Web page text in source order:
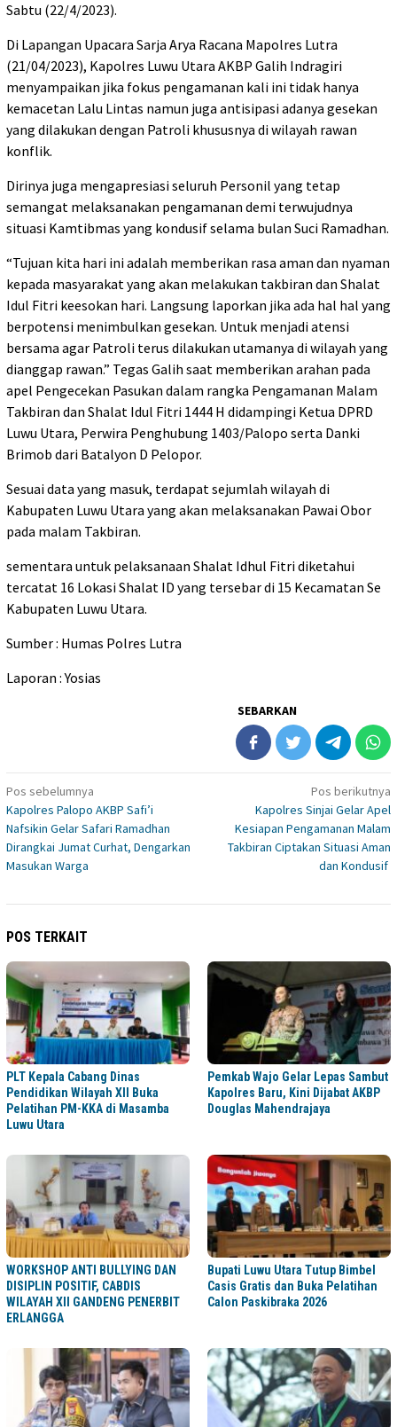
Sabtu (22/4/2023).
Di Lapangan Upacara Sarja Arya Racana Mapolres Lutra
(21/04/2023), Kapolres Luwu Utara AKBP Galih Indragiri
menyampaikan jika fokus pengamanan kali ini tidak hanya
kemacetan Lalu Lintas namun juga antisipasi adanya gesekan
yang dilakukan dengan Patroli khususnya di wilayah rawan
konflik.
Dirinya juga mengapresiasi seluruh Personil yang tetap
semangat melaksanakan pengamanan demi terwujudnya
situasi Kamtibmas yang kondusif selama bulan Suci Ramadhan.
“Tujuan kita hari ini adalah memberikan rasa aman dan nyaman
kepada masyarakat yang akan melakukan takbiran dan Shalat
Idul Fitri keesokan hari. Langsung laporkan jika ada hal hal yang
berpotensi menimbulkan gesekan. Untuk menjadi atensi
bersama agar Patroli terus dilakukan utamanya di wilayah yang
dianggap rawan.” Tegas Galih saat memberikan arahan pada
apel Pengecekan Pasukan dalam rangka Pengamanan Malam
Takbiran dan Shalat Idul Fitri 1444 H didampingi Ketua DPRD
Luwu Utara, Perwira Penghubung 1403/Palopo serta Danki
Brimob dari Batalyon D Pelopor.
Sesuai data yang masuk, terdapat sejumlah wilayah di
Kabupaten Luwu Utara yang akan melaksanakan Pawai Obor
pada malam Takbiran.
sementara untuk pelaksanaan Shalat Idhul Fitri diketahui
tercatat 16 Lokasi Shalat ID yang tersebar di 15 Kecamatan Se
Kabupaten Luwu Utara.
Sumber : Humas Polres Lutra
Laporan : Yosias
SEBARKAN
Navigasi
pos
Pos sebelumnya
Kapolres Palopo AKBP Safi’i
Nafsikin Gelar Safari Ramadhan
Dirangkai Jumat Curhat, Dengarkan
Masukan Warga
Pos berikutnya
Kapolres Sinjai Gelar Apel
Kesiapan Pengamanan Malam
Takbiran Ciptakan Situasi Aman
dan Kondusif
POS TERKAIT
PLT Kepala Cabang Dinas
Pendidikan Wilayah XII Buka
Pelatihan PM-KKA di Masamba
Luwu Utara
Pemkab Wajo Gelar Lepas Sambut
Kapolres Baru, Kini Dijabat AKBP
Douglas Mahendrajaya
WORKSHOP ANTI BULLYING DAN
DISIPLIN POSITIF, CABDIS
WILAYAH XII GANDENG PENERBIT
ERLANGGA
Bupati Luwu Utara Tutup Bimbel
Casis Gratis dan Buka Pelatihan
Calon Paskibraka 2026